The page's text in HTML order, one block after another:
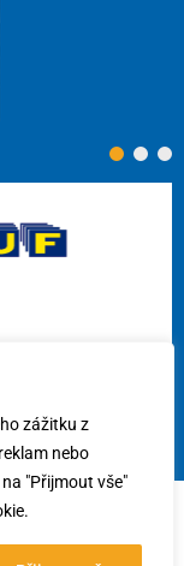
zážitku z
nebo
"Přijmout vše"
cookies/Předvolby